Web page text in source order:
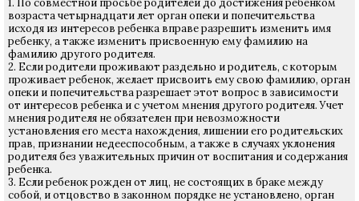
1. По совместной просьбе родителей до достижения ребенком
возраста четырнадцати лет орган опеки и попечительства
исходя из интересов ребенка вправе разрешить изменить имя
ребенку, а также изменить присвоенную ему фамилию на
фамилию другого родителя.
2. Если родители проживают раздельно и родитель, с которым
проживает ребенок, желает присвоить ему свою фамилию, орган
опеки и попечительства разрешает этот вопрос в зависимости
от интересов ребенка и с учетом мнения другого родителя. Учет
мнения родителя не обязателен при невозможности
установления его места нахождения, лишении его родительских
прав, признании недееспособным, а также в случаях уклонения
родителя без уважительных причин от воспитания и содержания
ребенка.
3. Если ребенок рожден от лиц, не состоящих в браке между
собой, и отцовство в законном порядке не установлено, орган